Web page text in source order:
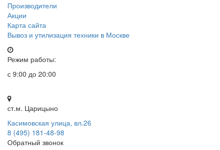
Производители
Акции
Карта сайта
Вывоз и утилизация техники в Москве
Режим работы:
с 9:00 до 20:00
ст.м. Царицыно
Касимовская улица, вл.26
8 (495) 181-48-98
Обратный звонок